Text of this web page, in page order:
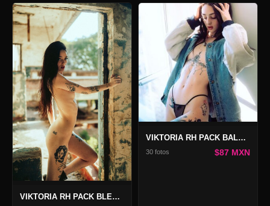
VIKTORIA RH PACK BLESSED
VIKTORIA RH PACK BALCON Y SUNSET
30 fotos $87 MXN